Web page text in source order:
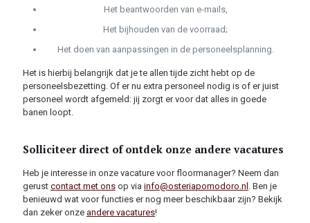
Het beantwoorden van e-mails,
Het bijhouden van de voorraad;
Het doen van aanpassingen in de personeelsplanning.
Het is hierbij belangrijk dat je te allen tijde zicht hebt op de
personeelsbezetting. Of er nu extra personeel nodig is of er juist
personeel wordt afgemeld: jij zorgt er voor dat alles in goede
banen loopt.
Solliciteer direct of ontdek onze andere vacatures
Heb je interesse in onze vacature voor floormanager? Neem dan
gerust contact met ons op via info@osteriapomodoro.nl
. Ben je
benieuwd wat voor functies er nog meer beschikbaar zijn? Bekijk
dan zeker onze andere vacatures!